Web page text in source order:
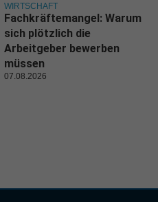
WIRTSCHAFT
Fachkräftemangel: Warum
sich plötzlich die
Arbeitgeber bewerben
müssen
07.08.2026